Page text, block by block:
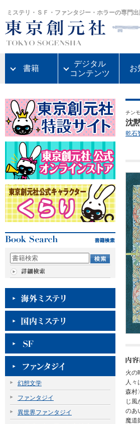
ミステリ・ＳＦ・ファンタジー・ホラーの専門出
書籍
デジタル
コンテンツ
お
幻想文学
ファンタジイ
異世界ファンタジイ
チン
沈
乾石
火の
人々
森村
じ風
のあ
魔道